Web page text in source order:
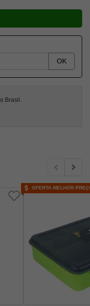
OK
Brasil.
OFERTA MELHOR